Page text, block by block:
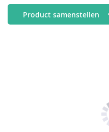
Product samenstellen